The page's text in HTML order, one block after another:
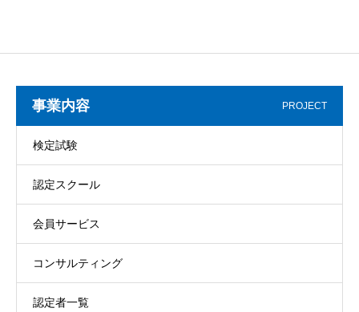
事業内容 PROJECT
検定試験
認定スクール
会員サービス
コンサルティング
認定者一覧